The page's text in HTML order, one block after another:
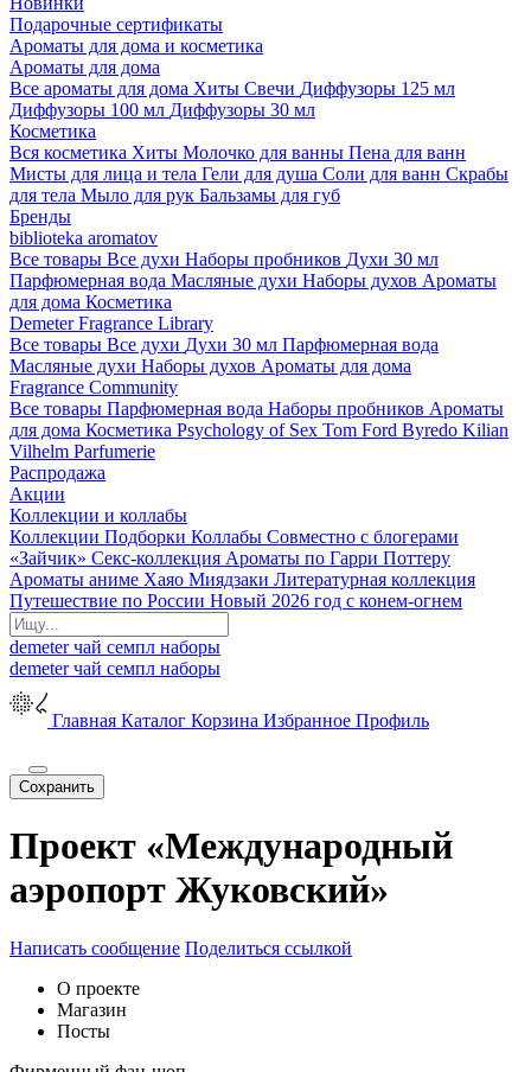
Подарочные сертификаты
Ароматы для дома и косметика
Ароматы для дома
Все ароматы для дома Хиты Свечи Диффузоры 125 мл
Диффузоры 100 мл Диффузоры 30 мл
Косметика
Вся косметика Хиты Молочко для ванны Пена для ванн
Мисты для лица и тела Гели для душа Соли для ванн Скрабы
для тела Мыло для рук Бальзамы для губ
Бренды
biblioteka aromatov
Все товары Все духи Наборы пробников Духи 30 мл
Парфюмерная вода Масляные духи Наборы духов Ароматы
для дома Косметика
Demeter Fragrance Library
Все товары Все духи Духи 30 мл Парфюмерная вода
Масляные духи Наборы духов Ароматы для дома
Fragrance Community
Все товары Парфюмерная вода Наборы пробников Ароматы
для дома Косметика Psychology of Sex Tom Ford Byredo Kilian
Vilhelm Parfumerie
Распродажа
Акции
Коллекции и коллабы
Коллекции Подборки Коллабы Совместно с блогерами
«Зайчик» Секс-коллекция Ароматы по Гарри Поттеру
Ароматы аниме Хаяо Миядзаки Литературная коллекция
Путешествие по России Новый 2026 год с конем-огнем
demeterчай семпл наборы
demeterчай семпл наборы
Главная Каталог Корзина Избранное Профиль
Сохранить
Проект «Международный
аэропорт Жуковский»
Написать сообщение Поделиться ссылкой
О проекте
Магазин
Посты